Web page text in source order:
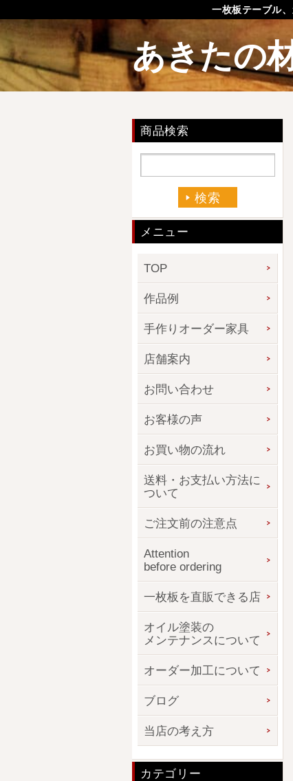
一枚板テーブル
あきたの
商品検索
メニュー
TOP
作品例
手作りオーダー家具
店舗案内
お問い合わせ
お客様の声
お買い物の流れ
送料・お支払い方法に
ついて
ご注文前の注意点
Attention
before ordering
一枚板を直販できる店
オイル塗装の
メンテナンスについて
オーダー加工について
ブログ
当店の考え方
カテゴリー